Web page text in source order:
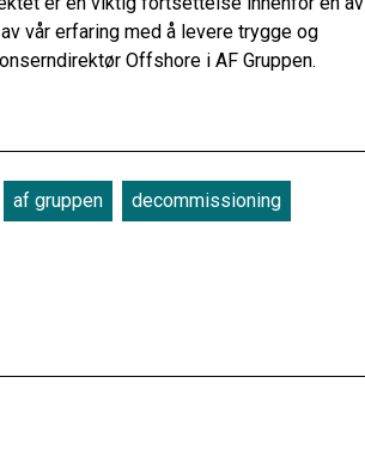
vår erfaring med å levere trygge og
Offshore i AF Gruppen.
af gruppen decommissioning